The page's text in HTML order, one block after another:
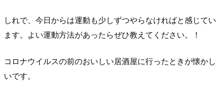
しれで、今日からは運動も少しずつやらなければと感じてい
ます。よい運動方法があったらぜひ教えてください。！
コロナウイルスの前のおいしい居酒屋に行ったときが懐かし
いです。